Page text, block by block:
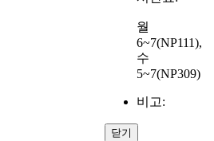
월
6~7(NP111),
수
5~7(NP309)
비고:
닫기